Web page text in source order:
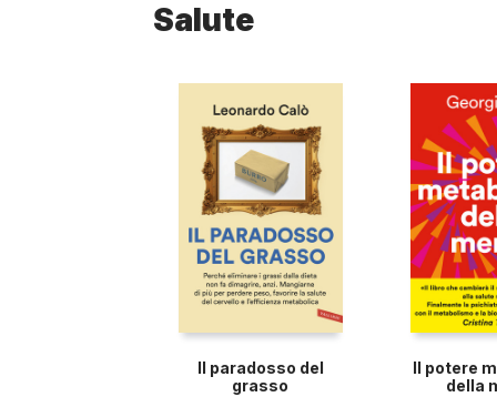
Salute
Il paradosso del
grasso
Il potere
della